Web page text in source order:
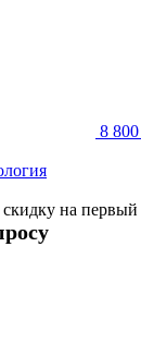
8
на первый